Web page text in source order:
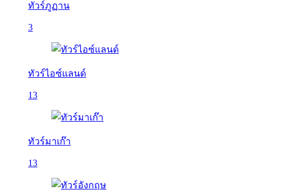
ทัวร์ภูฏาน
3
ทัวร์ไอซ์แลนด์
13
ทัวร์มาเก๊า
13